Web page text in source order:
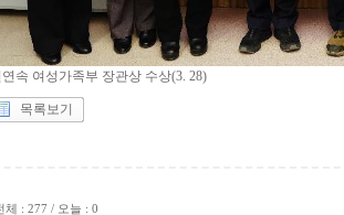
연속 여성가족부 장관상 수상(3. 28)
목록보기
체 : 277 / 오늘 : 0